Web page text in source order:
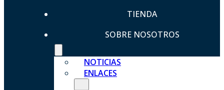
TIENDA
SOBRE NOSOTROS
NOTICIAS
ENLACES